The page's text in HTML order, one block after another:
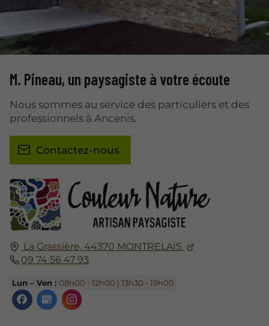
La Grassière,44370 MONTRELAIS
09 74 56 47 93
Lun – Ven : 08h00 - 12h00 | 13h30 - 19h00
M. Pineau, un paysagiste à votre écoute
Nous sommes au service des particuliers et des
professionnels à Ancenis.
Contactez-nous